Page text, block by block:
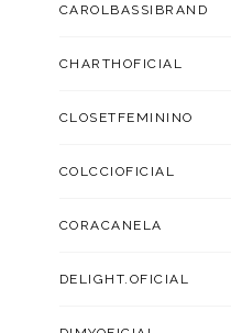
CAROLBASSIBRAND
CHARTHOFICIAL
CLOSETFEMININO
COLCCIOFICIAL
CORACANELA
DELIGHT.OFICIAL